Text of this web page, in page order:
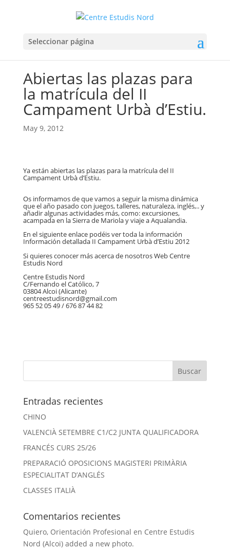
Seleccionar página
Abiertas las plazas para
la matrícula del II
Campament Urbà d’Estiu.
May 9, 2012
Ya están abiertas las plazas para la matrícula del II
Campament Urbà d’Estiu.
Os informamos de que vamos a seguir la misma dinámica
que el año pasado con juegos, talleres, naturaleza, inglés,.. y
añadir algunas actividades más, como: excursiones,
acampada en la Sierra de Mariola y viaje a Aqualandia.
En el siguiente enlace podéis ver toda la información
Información detallada II Campament Urbà d’Estiu 2012
Si quieres conocer más acerca de nosotrosWeb Centre
Estudis Nord
Centre Estudis Nord
C/Fernando el Católico, 7
03804 Alcoi (Alicante)
centreestudisnord@gmail.com
965 52 05 49 / 676 87 44 82
Entradas recientes
CHINO
VALENCIÀ SETEMBRE C1/C2 JUNTA QUALIFICADORA
FRANCÉS CURS 25/26
PREPARACIÓ OPOSICIONS MAGISTERI PRIMÀRIA
ESPECIALITAT D’ANGLÉS
CLASSES ITALIÀ
Comentarios recientes
Quiero, Orientación Profesional en Centre Estudis
Nord (Alcoi) added a new photo.